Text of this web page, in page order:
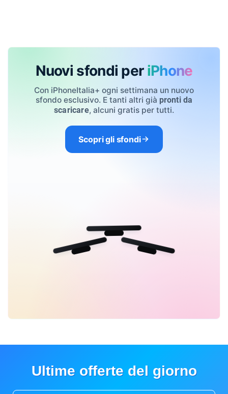
Nuovi sfondi per iPhone
Con iPhoneItalia+ ogni settimana un nuovo
sfondo esclusivo. E tanti altri già pronti da
scaricare, alcuni gratis per tutti.
Scopri gli sfondi
Ultime offerte del giorno